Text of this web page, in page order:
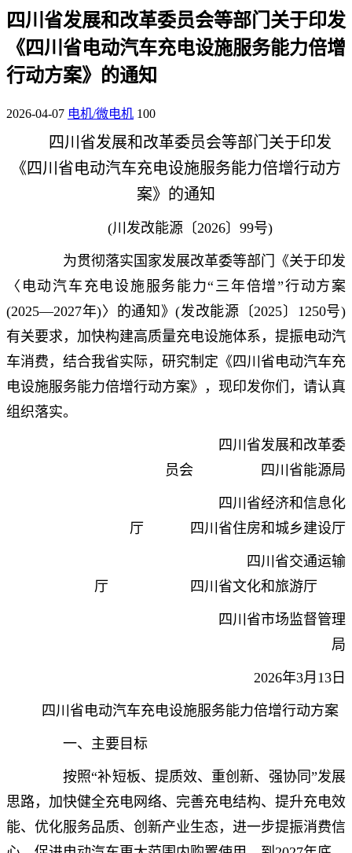
四川省发展和改革委员会等部门关于印发
《四川省电动汽车充电设施服务能力倍增
行动方案》的通知
2026-04-07 电机/微电机 100
四川省发展和改革委员会等部门关于印发
《四川省电动汽车充电设施服务能力倍增行动方
案》的通知
(川发改能源〔2026〕99号)
为贯彻落实国家发展改革委等部门《关于印发
〈电动汽车充电设施服务能力“三年倍增”行动方案
(2025—2027年)〉的通知》(发改能源〔2025〕1250号)
有关要求，加快构建高质量充电设施体系，提振电动汽
车消费，结合我省实际，研究制定《四川省电动汽车充
电设施服务能力倍增行动方案》，现印发你们，请认真
组织落实。
四川省发展和改革委
员会 四川省能源局
四川省经济和信息化
厅 四川省住房和城乡建设厅
四川省交通运输
厅 四川省文化和旅游厅
四川省市场监督管理
局
2026年3月13日
四川省电动汽车充电设施服务能力倍增行动方案
一、主要目标
按照“补短板、提质效、重创新、强协同”发展
思路，加快健全充电网络、完善充电结构、提升充电效
能、优化服务品质、创新产业生态，进一步提振消费信